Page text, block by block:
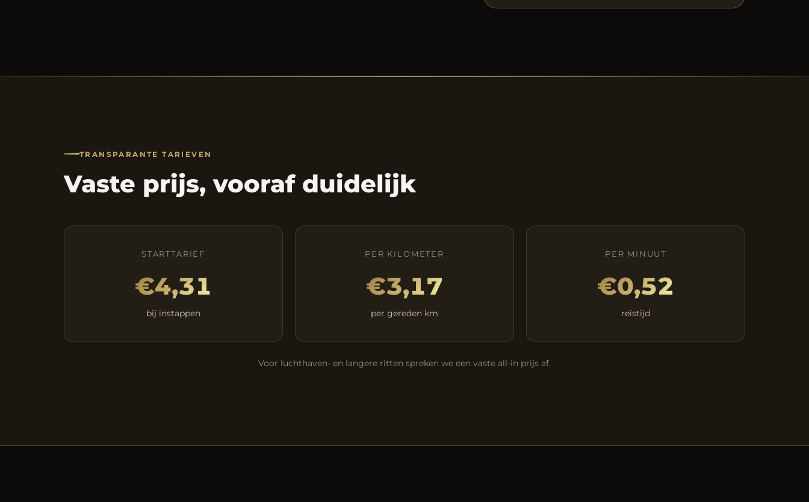
TRANSPARANTE TARIEVEN
Vaste prijs, vooraf duidelijk
STARTTARIEF
€4,31
bij instappen
PER KILOMETER
€3,17
per gereden km
PER MINUUT
€0,52
reistijd
Voor luchthaven- en langere ritten spreken we een vaste all-in prijs af.